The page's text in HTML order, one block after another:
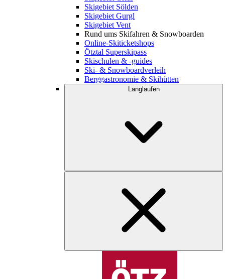
Skigebiet Sölden
Skigebiet Gurgl
Skigebiet Vent
Rund ums Skifahren & Snowboarden
Online-Skiticketshops
Ötztal Superskipass
Skischulen & -guides
Ski- & Snowboardverleih
Berggastronomie & Skihütten
Langlaufen